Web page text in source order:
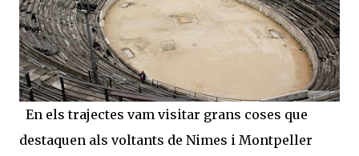
En els trajectes vam visitar grans coses que
destaquen als voltants de Nimes i Montpeller